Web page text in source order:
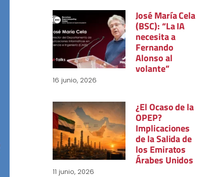
José María Cela
(BSC): “La IA
necesita a
Fernando
Alonso al
volante”
16 junio, 2026
¿El Ocaso de la
OPEP?
Implicaciones
de la Salida de
los Emiratos
Árabes Unidos
11 junio, 2026